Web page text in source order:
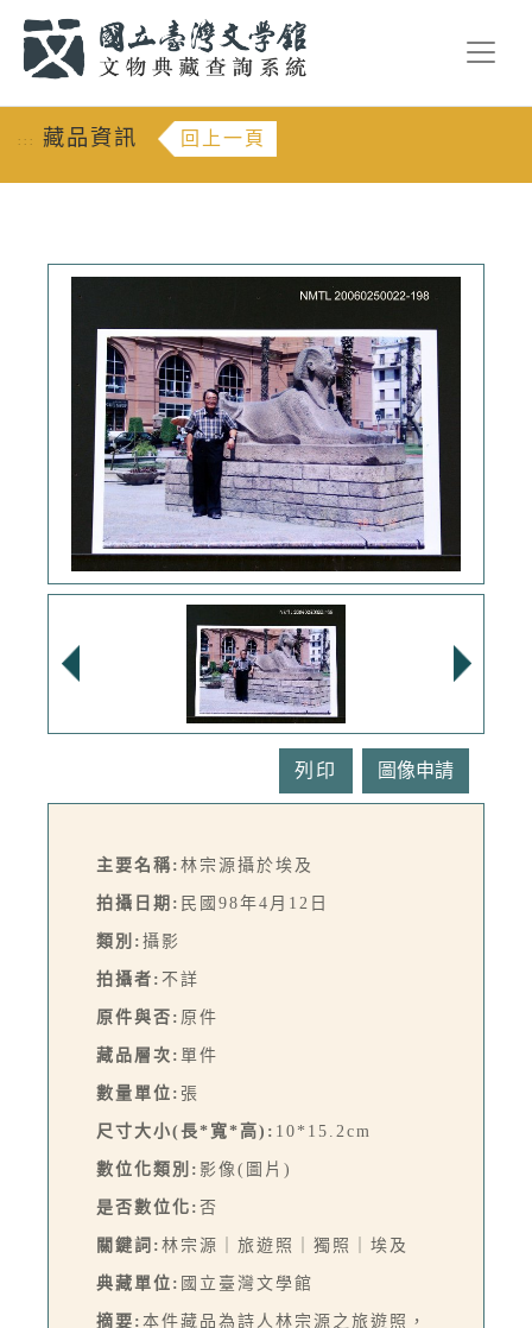
::: 藏品資訊 回上一頁
列印
主要名稱: 林宗源攝於埃及
拍攝日期: 民國98年4月12日
類別: 攝影
拍攝者: 不詳
原件與否: 原件
藏品層次: 單件
數量單位: 張
尺寸大小(長*寬*高): 10*15.2cm
數位化類別: 影像(圖片)
是否數位化: 否
關鍵詞: 林宗源｜旅遊照｜獨照｜埃及
典藏單位: 國立臺灣文學館
摘要: 本件藏品為詩人林宗源之旅遊照，